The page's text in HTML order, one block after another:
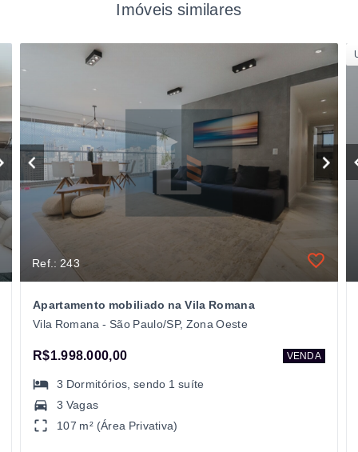
Imóveis similares
Ref.: 243
Apartamento mobiliado na Vila Romana
Vila Romana - São Paulo/SP, Zona Oeste
R$1.998.000,00 VENDA
3 Dormitórios , sendo 1 suíte
3 Vagas
107 m² (Área Privativa)